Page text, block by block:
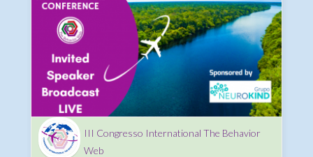
III Congresso International The Behavior
Web